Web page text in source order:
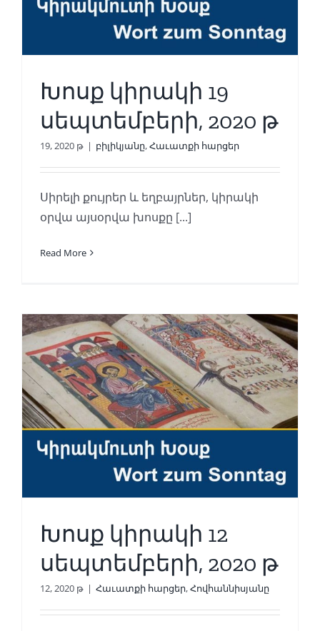
Խոսք կիրակի 19
սեպտեմբերի, 2020 թ
19, 2020 թ | բիլիկյանը,Հաւատքի հարցեր
Սիրելի քույրեր և եղբայրներ, կիրակի
օրվա այսօրվա խոսքը [...]
Read More
Խոսք կիրակի 12
սեպտեմբերի, 2020 թ
12, 2020 թ | Հաւատքի հարցեր,Հովհաննիսյանը